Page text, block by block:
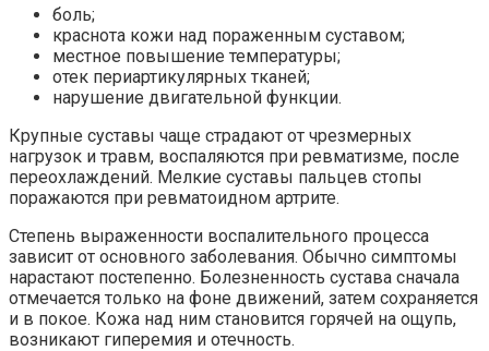
боль;
краснота кожи над пораженным суставом;
местное повышение температуры;
отек периартикулярных тканей;
нарушение двигательной функции.
Крупные суставы чаще страдают от чрезмерных
нагрузок и травм, воспаляются при ревматизме, после
переохлаждений. Мелкие суставы пальцев стопы
поражаются при ревматоидном артрите.
Степень выраженности воспалительного процесса
зависит от основного заболевания. Обычно симптомы
нарастают постепенно. Болезненность сустава сначала
отмечается только на фоне движений, затем сохраняется
и в покое. Кожа над ним становится горячей на ощупь,
возникают гиперемия и отечность.